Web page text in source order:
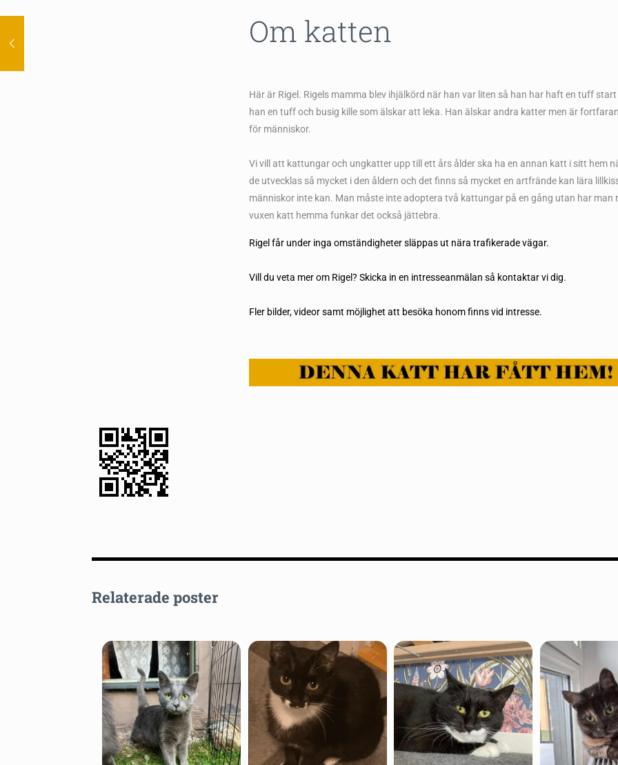
Om katten
Här är Rigel. Rigels mamma blev ihjälkörd när han var liten så han har haft en tuff start
han en tuff och busig kille som älskar att leka. Han älskar andra katter men är
för människor.
Vi vill att kattungar och ungkatter upp till ett års ålder ska ha en annan katt i sitt hem
de utvecklas så mycket i den åldern och det finns så mycket en artfrände kan lära
människor inte kan. Man måste inte adoptera två kattungar på en gång utan har man
vuxen katt hemma funkar det också jättebra.
Rigel får under inga omständigheter släppas ut nära trafikerade vägar.
Vill du veta mer om Rigel? Skicka in en intresseanmälan så kontaktar vi dig.
Fler bilder, videor samt möjlighet att besöka honom finns vid intresse.
Relaterade poster